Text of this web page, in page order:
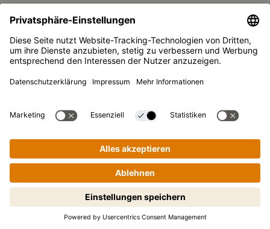
Schritt-für-Schritt-Kochen leicht
gemacht! Zum Starten antippen
Newsletter
Presse
Kikkoman ist ein eingetragenes Warenzeichen der Kikkoman
© Kikkoman Trading Europe GmbH 2023 – 2026
Theodorstraße 180, 40472 Düsseldorf, Germany
Privatsphäre-Einstellungen
Impressum
Datenschutzerklärung